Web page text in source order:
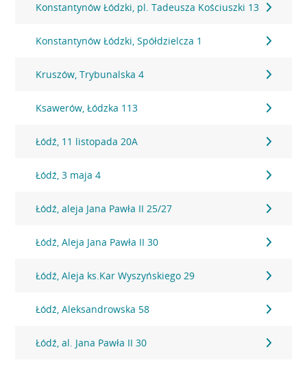
Konstantynów Łódzki, pl. Tadeusza Kościuszki 13
Konstantynów Łódzki, Spółdzielcza 1
Kruszów, Trybunalska 4
Ksawerów, Łódzka 113
Łódź, 11 listopada 20A
Łódź, 3 maja 4
Łódź, aleja Jana Pawła II 25/27
Łódź, Aleja Jana Pawła II 30
Łódź, Aleja ks.Kar Wyszyńskiego 29
Łódź, Aleksandrowska 58
Łódź, al. Jana Pawła II 30